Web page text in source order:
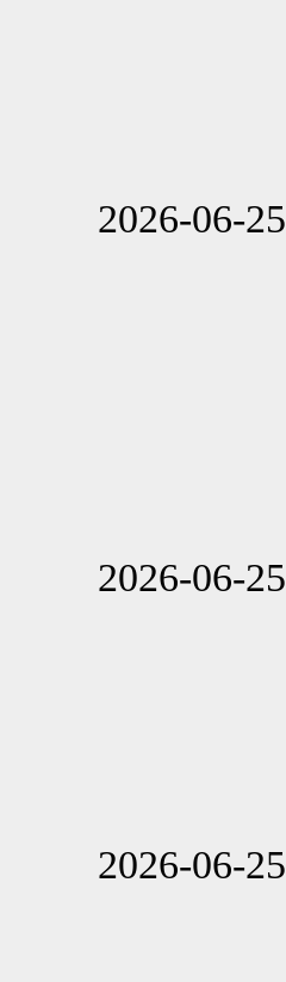
2026-06-25
2026-06-25
2026-06-25